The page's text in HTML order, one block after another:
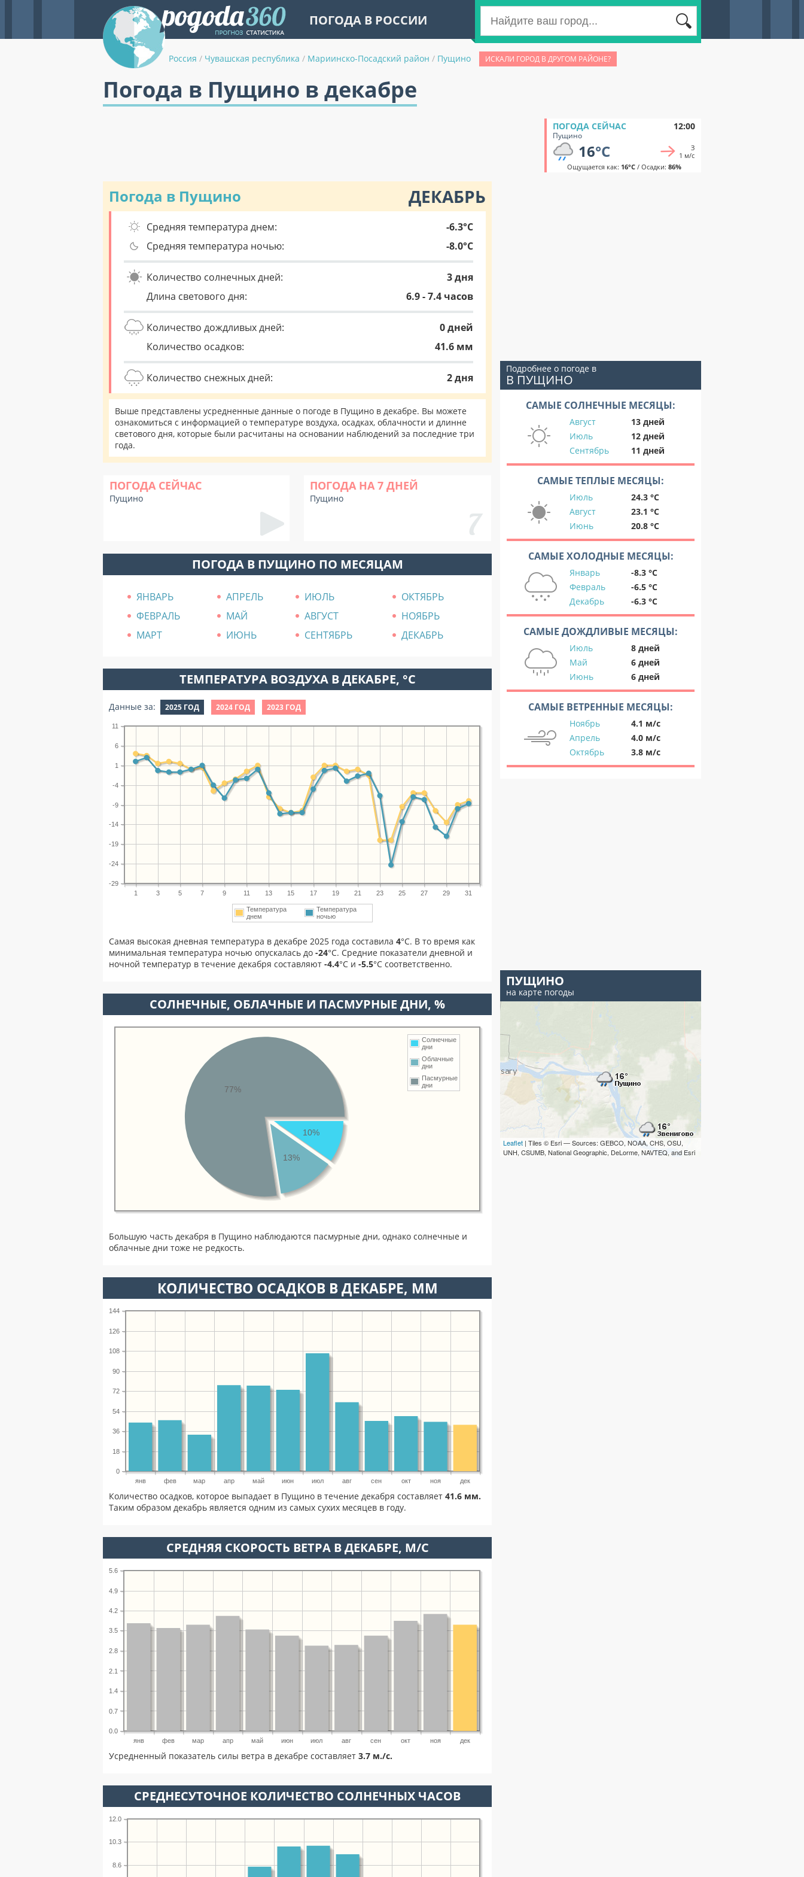
ПОГОДА В РОССИИ
Россия / Чувашская республика / Мариинско-Посадский район / Пущино ИСКАЛИ ГОРОД В ДРУГОМ РАЙОНЕ?
Погода в Пущино в декабре
ПОГОДА СЕЙЧАС 12:00
Пущино
16°C
З
1 м/с
Ощущается как: 16°C/ Осадки: 86%
Погода в Пущино ДЕКАБРЬ
Средняя температура днем:
-6.3°C
Средняя температура ночью:
-8.0°C
Количество солнечных дней:
3 дня
Длина светового дня:
6.9 - 7.4 часов
Количество дождливых дней:
0 дней
Количество осадков:
41.6 мм
Количество снежных дней: 2 дня
Выше представлены усредненные данные о погоде в Пущино в декабре. Вы можете
ознакомиться с информацией о температуре воздуха, осадках, облачности и длинне
светового дня, которые были расчитаны на основании наблюдений за последние три
года.
ПОГОДА СЕЙЧАС
Пущино
ПОГОДА НА 7 ДНЕЙ
Пущино
ПОГОДА В ПУЩИНО ПО МЕСЯЦАМ
ЯНВАРЬ АПРЕЛЬ ИЮЛЬ
ОКТЯБРЬ
ФЕВРАЛЬ
МАЙ АВГУСТ
НОЯБРЬ
МАРТ
ИЮНЬ СЕНТЯБРЬ ДЕКАБРЬ
ТЕМПЕРАТУРА ВОЗДУХА В ДЕКАБРЕ, °C
Данные за: 2025 ГОД 2024 ГОД 2023 ГОД
1 3 5 7 9 11 13 15 17 19 21 23 25 27 29 31
-29
-24
-19
-14
-9
-4
1
6
11
Температура
днем
Температура
ночью
Самая высокая дневная температура в декабре 2025 года составила 4°С. В то время как
минимальная температура ночью опускалась до -24°C. Средние показатели дневной и
ночной температур в течение декабря составляют -4.4°С и -5.5°С соответственно.
CОЛНЕЧНЫЕ, ОБЛАЧНЫЕ И ПАСМУРНЫЕ ДНИ, %
Солнечные
дни
Облачные
дни
Пасмурные
дни
10%
13%
77%
Большую часть декабря в Пущино наблюдаются пасмурные дни, однако солнечные и
облачные дни тоже не редкость.
КОЛИЧЕСТВО ОСАДКОВ В ДЕКАБРЕ, ММ
янв фев мар апр май июн июл авг сен окт ноя дек
0
18
36
54
72
90
108
126
144
Количество осадков, которое выпадает в Пущино в течение декабря составляет 41.6 мм.
Таким образом декабрь является одним из самых сухих месяцев в году.
СРЕДНЯЯ СКОРОСТЬ ВЕТРА В ДЕКАБРЕ, М/С
янв фев мар апр май июн июл авг сен окт ноя дек
0.0
0.7
1.4
2.1
2.8
3.5
4.2
4.9
5.6
Усредненный показатель силы ветра в декабре составляет 3.7 м./с.
СРЕДНЕСУТОЧНОЕ КОЛИЧЕСТВО СОЛНЕЧНЫХ ЧАСОВ
8.6
10.3
12.0
Подробнее о погоде в
В ПУЩИНО
САМЫЕ СОЛНЕЧНЫЕ МЕСЯЦЫ:
Август
13 дней
Июль
12 дней
Сентябрь
11 дней
САМЫЕ ТЕПЛЫЕ МЕСЯЦЫ:
Июль
24.3 °C
Август
23.1 °C
Июнь
20.8 °C
САМЫЕ ХОЛОДНЫЕ МЕСЯЦЫ:
Январь
-8.3 °C
Февраль
-6.5 °C
Декабрь
-6.3 °C
САМЫЕ ДОЖДЛИВЫЕ МЕСЯЦЫ:
Июль
8 дней
Май
6 дней
Июнь
6 дней
САМЫЕ ВЕТРЕННЫЕ МЕСЯЦЫ:
Ноябрь
4.1 м/с
Апрель
4.0 м/с
Октябрь
3.8 м/с
ПУЩИНО
на карте погоды
Leaflet | Tiles © Esri — Sources: GEBCO, NOAA, CHS, OSU,
UNH, CSUMB, National Geographic, DeLorme, NAVTEQ, and Esri